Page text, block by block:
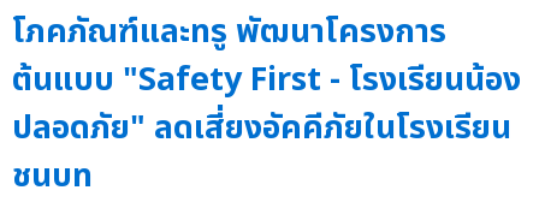
โภคภัณฑ์และทรู พัฒนาโครงการ
ต้นแบบ "Safety First - โรงเรียนน้อง
ปลอดภัย" ลดเสี่ยงอัคคีภัยในโรงเรียน
ชนบท